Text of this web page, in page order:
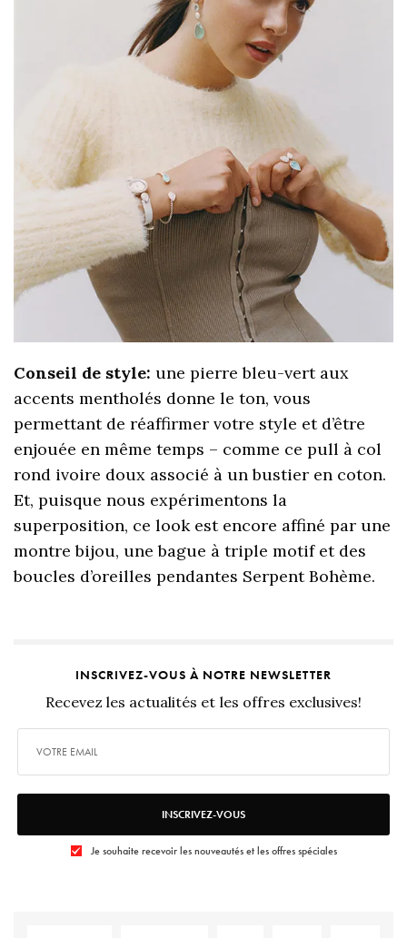
Conseil de style:une pierre bleu-vert aux
accents mentholés donne le ton, vous
permettant de réaffirmer votre style et d’être
enjouée en même temps – comme ce pull à col
rond ivoire doux associé à un bustier en coton.
Et, puisque nous expérimentons la
superposition, ce look est encore affiné par une
montre bijou, une bague à triple motif et des
boucles d’oreilles pendantes Serpent Bohème.
INSCRIVEZ-VOUS À NOTRE NEWSLETTER
Recevez les actualités et les offres exclusives!
INSCRIVEZ-VOUS
Je souhaite recevoir les nouveautés et les offres spéciales